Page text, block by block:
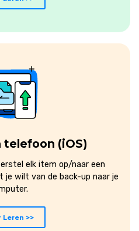
telefoon (iOS)
elk item op/naar een
wilt van de back-up naar je
Leren >>